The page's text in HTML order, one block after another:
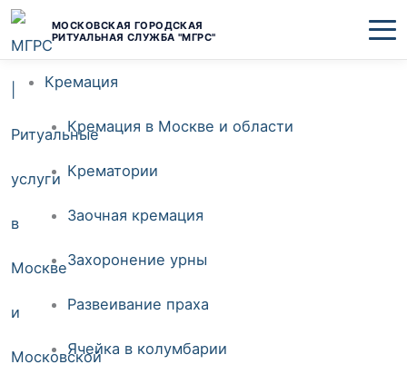
Перейти
к
МОСКОВСКАЯ ГОРОДСКАЯ
РИТУАЛЬНАЯ СЛУЖБА "МГРС"
Кремация
Кремация в Москве и области
Крематории
Заочная кремация
Захоронение урны
Развеивание праха
Ячейка в колумбарии